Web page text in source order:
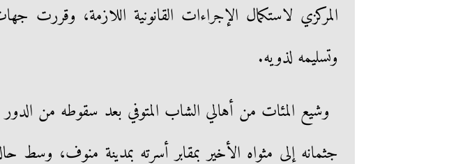
المركزي لاستكمال الإجراءات القانونية اللازمة، وقررت
وتسليمه لذويه.
وشيع المئات من أهالي الشاب المتوفي بعد سقوطه من
جثمانه إلى مثواه الأخير بمقابر أسرته بمدينة منوف، وسط